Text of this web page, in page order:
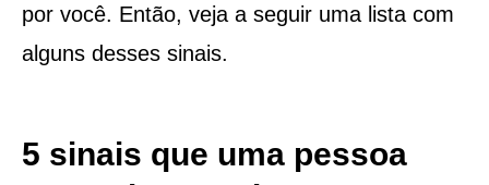
por você. Então, veja a seguir uma lista com
alguns desses sinais.
5 sinais que uma pessoa